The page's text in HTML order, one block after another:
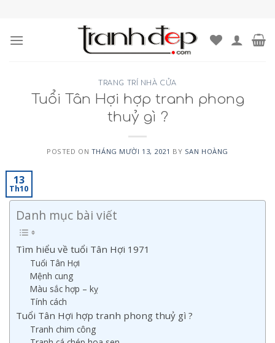
content
TRANG TRÍ NHÀ CỬA
Tuổi Tân Hợi hợp tranh phong
thuỷ gì ?
POSTED ON THÁNG MƯỜI 13, 2021 BY SAN HOÀNG
13
Th10
Danh mục bài viết
Tìm hiểu về tuổi Tân Hợi 1971
Tuổi Tân Hợi
Mệnh cung
Màu sắc hợp – kỵ
Tính cách
Tuổi Tân Hợi hợp tranh phong thuỷ gì ?
Tranh chim công